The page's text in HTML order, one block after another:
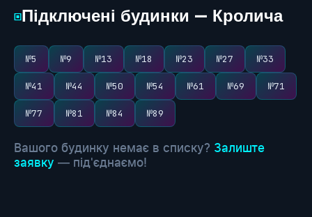
▣Підключені будинки — Кролича
№5 №9 №13 №18 №23 №27 №33
№41 №44 №50 №54 №61 №69 №71
№77 №81 №84 №89
Вашого будинку немає в списку? Залиште
заявку — під'єднаємо!